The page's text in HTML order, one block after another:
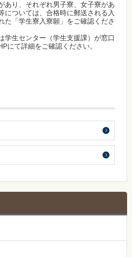
あり、それぞれ男子寮、女子寮があ
については、合格時に郵送される入
た「学生寮入寮願」をご確認くださ
学生センター（学生支援課）が窓口
にて詳細をご確認ください。